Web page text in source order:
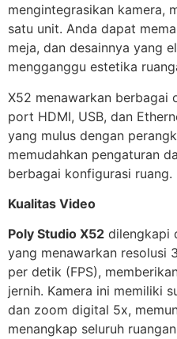
mengintegrasikan kamera,
satu unit. Anda dapat
meja, dan desainnya yang
mengganggu estetika
X52 menawarkan berbagai
port HDMI, USB, dan
yang mulus dengan
memudahkan pengaturan
berbagai konfigurasi ruang.
Kualitas Video
Poly Studio X52 dilengkapi
yang menawarkan resolusi
per detik (FPS),
jernih. Kamera ini memiliki
dan zoom digital 5x,
menangkap seluruh